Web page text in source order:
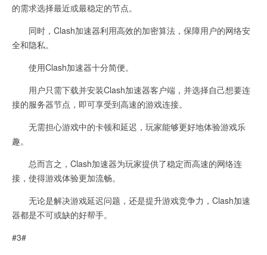
的需求选择最近或最稳定的节点。
同时，Clash加速器利用高效的加密算法，保障用户的网络安
全和隐私。
使用Clash加速器十分简便。
用户只需下载并安装Clash加速器客户端，并选择自己想要连
接的服务器节点，即可享受到高速的游戏连接。
无需担心游戏中的卡顿和延迟，玩家能够更好地体验游戏乐
趣。
总而言之，Clash加速器为玩家提供了稳定而高速的网络连
接，使得游戏体验更加流畅。
无论是解决游戏延迟问题，还是提升游戏竞争力，Clash加速
器都是不可或缺的好帮手。
#3#